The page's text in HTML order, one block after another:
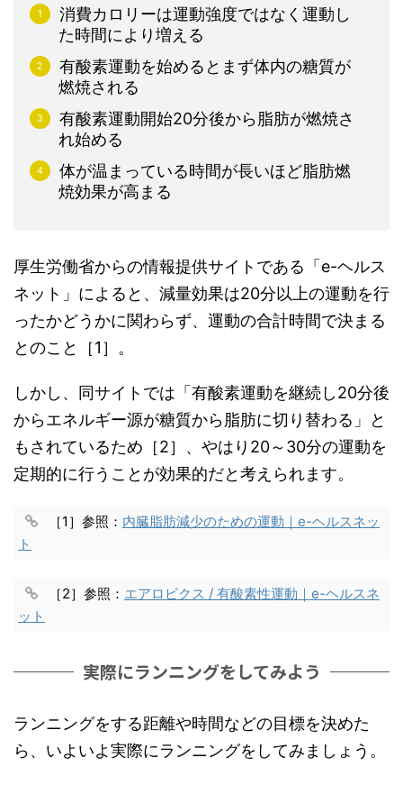
消費カロリーは運動強度ではなく運動し
た時間により増える
有酸素運動を始めるとまず体内の糖質が
燃焼される
有酸素運動開始20分後から脂肪が燃焼さ
れ始める
体が温まっている時間が長いほど脂肪燃
焼効果が高まる
厚生労働省からの情報提供サイトである「e-ヘルス
ネット」によると、減量効果は20分以上の運動を行
ったかどうかに関わらず、運動の合計時間で決まる
とのこと［1］。
しかし、同サイトでは「有酸素運動を継続し20分後
からエネルギー源が糖質から脂肪に切り替わる」と
もされているため［2］、やはり20～30分の運動を
定期的に行うことが効果的だと考えられます。
［1］参照： 内臓脂肪減少のための運動｜e-ヘルスネッ
ト
［2］参照： エアロビクス / 有酸素性運動｜e-ヘルスネ
ット
実際にランニングをしてみよう
ランニングをする距離や時間などの目標を決めた
ら、いよいよ実際にランニングをしてみましょう。